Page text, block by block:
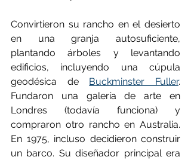
Convirtieron su rancho en el desierto
en una granja autosuficiente,
plantando árboles y levantando
edificios, incluyendo una cúpula
geodésica de Buckminster Fuller.
Fundaron una galería de arte en
Londres (todavía funciona) y
compraron otro rancho en Australia.
En 1975, incluso decidieron construir
un barco. Su diseñador principal era